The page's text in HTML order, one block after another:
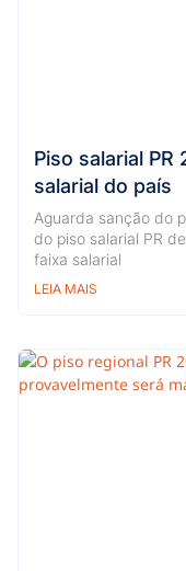
Piso salarial
salarial do país
Aguarda sanção do
do piso salarial PR
faixa salarial
LEIA MAIS